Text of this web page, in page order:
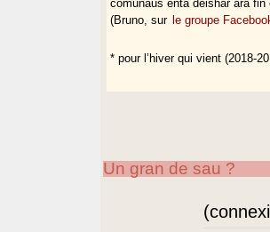
comunaus entà deishar ara
(Bruno, sur le groupe
* pour l’hiver qui vient (2018-
Un gran de sau ?